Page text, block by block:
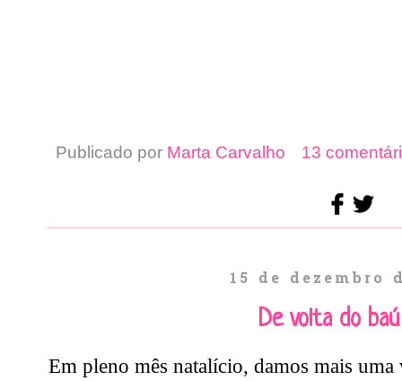
Publicado por Marta Carvalho 13
15 de dezembro
De volta do
Em pleno mês natalício, damos mais